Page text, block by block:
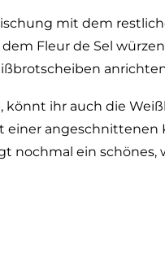
mit dem
Fleur de Sel
könnt ihr auch die
einer angeschnittenen
nochmal ein schönes,